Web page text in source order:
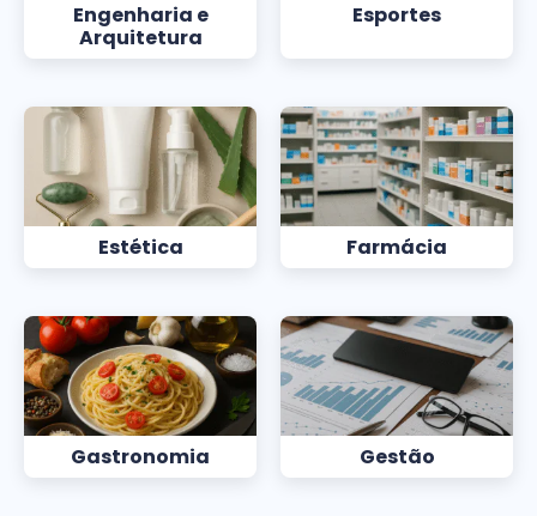
Engenharia e
Arquitetura
Esportes
Estética Farmácia
Gastronomia Gestão